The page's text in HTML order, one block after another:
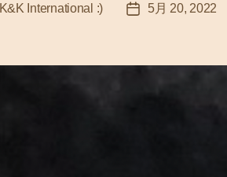
K&K International :)
投
5月 20, 2022